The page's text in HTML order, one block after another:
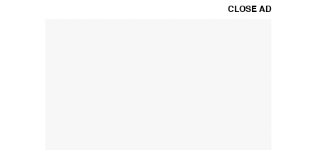
CLOSE AD